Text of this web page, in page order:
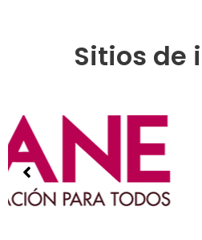
Sitios de